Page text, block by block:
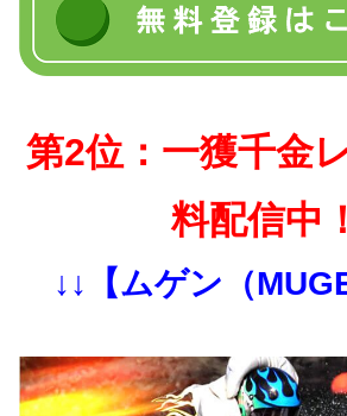
第2位：一獲千金
料配信中！
↓↓【ムゲン（